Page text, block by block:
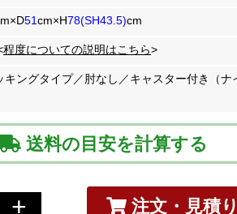
51cm×H78(SH43.5)cm
程度についての説明はこちら>
キングタイプ／肘なし／キャスター付き（ナ
送料の目安を計算する
注文・見積